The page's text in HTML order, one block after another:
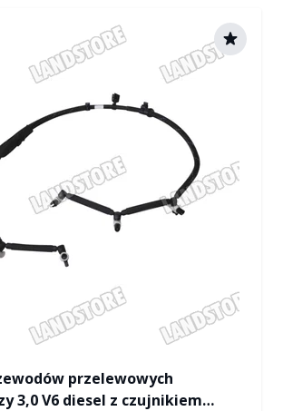
by Land rover
przelewowych
3,0 V6 diesel z czujnikiem